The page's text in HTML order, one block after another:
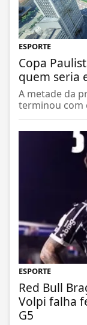
ESPORTE
Copa
quem seria
A metade da
terminou com
ESPORTE
Red Bull
Volpi falha
G5